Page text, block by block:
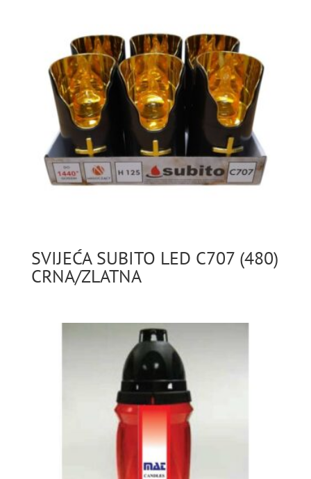
SVIJEĆA SUBITO LED C707 (480)
CRNA/ZLATNA